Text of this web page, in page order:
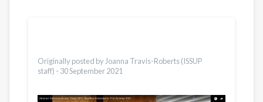
Originally posted by Joanna Travis-Roberts (ISSUP
staff) - 30 September 2021